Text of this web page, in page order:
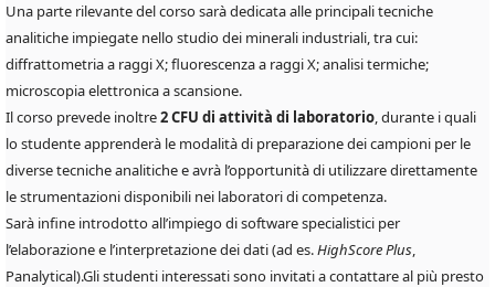
Una parte rilevante del corso sarà dedicata alle principali tecniche
analitiche impiegate nello studio dei minerali industriali, tra cui:
diffrattometria a raggi X; fluorescenza a raggi X; analisi termiche;
microscopia elettronica a scansione.
Il corso prevede inoltre2 CFU di attività di laboratorio, durante i quali
lo studente apprenderà le modalità di preparazione dei campioni per le
diverse tecniche analitiche e avrà l’opportunità di utilizzare direttamente
le strumentazioni disponibili nei laboratori di competenza.
Sarà infine introdotto all’impiego di software specialistici per
l’elaborazione e l’interpretazione dei dati (ad es.HighScore Plus,
Panalytical).Gli studenti interessati sono invitati a contattare al più presto